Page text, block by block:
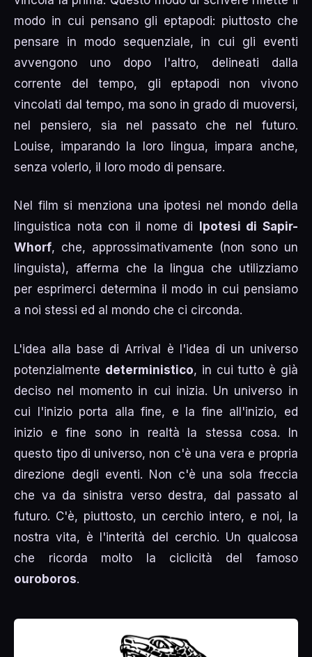
modo in cui pensano gli eptapodi: piuttosto che
pensare in modo sequenziale, in cui gli eventi
avvengono uno dopo l'altro, delineati dalla
corrente del tempo, gli eptapodi non vivono
vincolati dal tempo, ma sono in grado di muoversi,
nel pensiero, sia nel passato che nel futuro.
Louise, imparando la loro lingua, impara anche,
senza volerlo, il loro modo di pensare.
Nel film si menziona una ipotesi nel mondo della
linguistica nota con il nome di
Ipotesi di Sapir-
Whorf, che, approssimativamente (non sono un
linguista), afferma che la lingua che utilizziamo
per esprimerci determina il modo in cui pensiamo
a noi stessi ed al mondo che ci circonda.
L'idea alla base di Arrival è l'idea di un universo
potenzialmente deterministico, in cui tutto è già
deciso nel momento in cui inizia. Un universo in
cui l'inizio porta alla fine, e la fine all'inizio, ed
inizio e fine sono in realtà la stessa cosa. In
questo tipo di universo, non c'è una vera e propria
direzione degli eventi. Non c'è una sola freccia
che va da sinistra verso destra, dal passato al
futuro. C'è, piuttosto, un cerchio intero, e noi, la
nostra vita, è l'interità del cerchio. Un qualcosa
che ricorda molto la ciclicità del famoso
ouroboros.